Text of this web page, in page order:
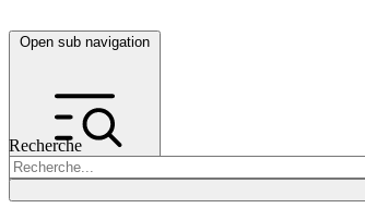
Open sub navigation
Recherche